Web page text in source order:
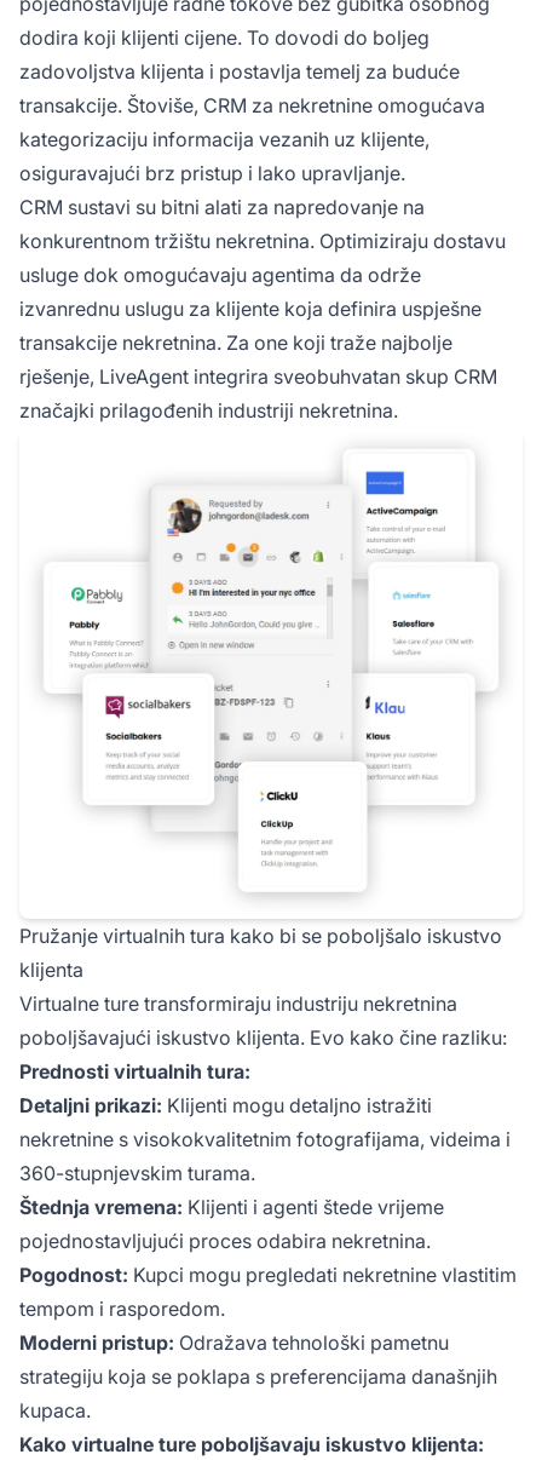
dodira koji klijenti cijene. To dovodi do boljeg
zadovoljstva klijenta i postavlja temelj za buduće
transakcije. Štoviše, CRM za nekretnine omogućava
kategorizaciju informacija vezanih uz klijente,
osiguravajući brz pristup i lako upravljanje.
CRM sustavi su bitni alati za napredovanje na
konkurentnom tržištu nekretnina. Optimiziraju dostavu
usluge dok omogućavaju agentima da održe
izvanrednu uslugu za klijente koja definira uspješne
transakcije nekretnina. Za one koji traže najbolje
rješenje, LiveAgent integrira sveobuhvatan skup CRM
značajki prilagođenih industriji nekretnina.
Pružanje virtualnih tura kako bi se poboljšalo iskustvo
klijenta
Virtualne ture transformiraju industriju nekretnina
poboljšavajući iskustvo klijenta. Evo kako čine razliku:
Prednosti virtualnih tura:
Detaljni prikazi: Klijenti mogu detaljno istražiti
nekretnine s visokokvalitetnim fotografijama, videima i
360-stupnjevskim turama.
Štednja vremena: Klijenti i agenti štede vrijeme
pojednostavljujući proces odabira nekretnina.
Pogodnost: Kupci mogu pregledati nekretnine vlastitim
tempom i rasporedom.
Moderni pristup: Odražava tehnološki pametnu
strategiju koja se poklapa s preferencijama današnjih
kupaca.
Kako virtualne ture poboljšavaju iskustvo klijenta: